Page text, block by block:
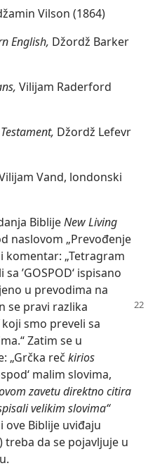
Vilson (1864)
English, Džordž Barker
Vilijam Raderford
Džordž Lefevr
Vand, londonski
BiblijeNew Living
naslovom „Prevođenje
komentar: „Tetragram
’GOSPOD‘ ispisano
u prevodima na
se pravi razlika
koji smo preveli sa
Zatim se u
„Grčka reč kirios
malim slovima,
zavetu direktno citira
velikim slovima“
ove Biblije uviđaju
treba da se pojavljuje u